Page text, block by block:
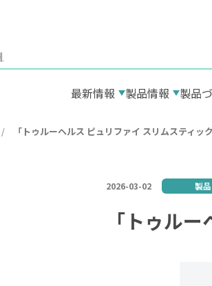
最新情報 製品情報 製品
高品
糖
鉄分
「トゥルーヘルス ピュリファイ スリムスティッ
2026-03-02 製品
「トゥル